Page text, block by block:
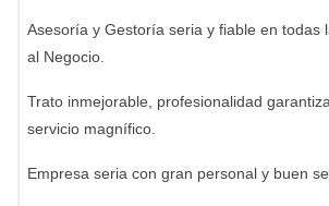
Asesoría y Gestoría seria y fiable en todas
al Negocio.
Trato inmejorable, profesionalidad
servicio magnífico.
Empresa seria con gran personal y buen